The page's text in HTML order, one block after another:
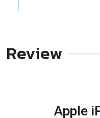
Review
Apple